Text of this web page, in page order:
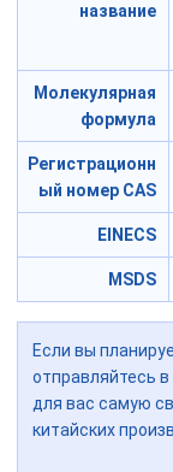
название
Молекулярная
формула
Регистрационн
ый номер CAS
EINECS
MSDS
Если вы
отправляйтесь
для вас самую
китайских